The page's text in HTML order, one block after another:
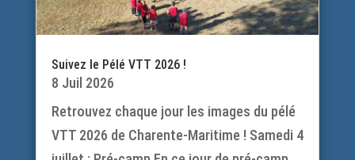
Suivez le Pélé VTT 2026 !
8 Juil 2026
Retrouvez chaque jour les images du pélé
VTT 2026 de Charente-Maritime ! Samedi 4